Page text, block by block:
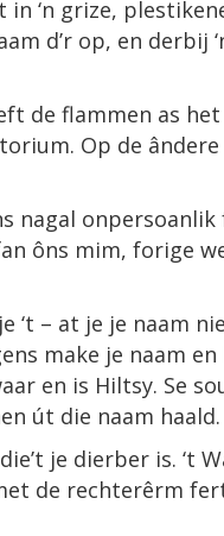
in ‘n grize,
d’r op, en derbij
de flammen as
Op de
nagal onpersoanlik
ôns mim, forige
‘t – at je je naam
make je naam
en is Hiltsy. Se
út die naam haald.
je dierber is. ‘t
de rechterêrm